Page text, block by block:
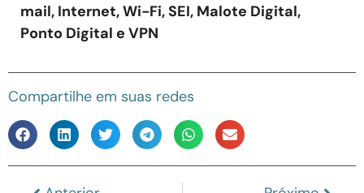
mail, Internet, Wi-Fi, SEI, Malote Digital,
Ponto Digital e VPN
Compartilhe em suas redes